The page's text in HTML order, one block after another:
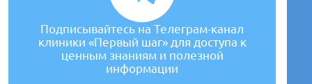
Подписывайтесь на Телеграм-канал
клиники «Первый шаг» для доступа к
ценным знаниям и полезной
информации